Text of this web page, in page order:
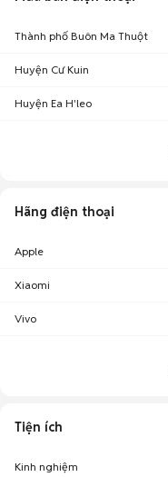
Thành phố Buôn Ma Thuột
Huyện Cư Kuin
Huyện Ea H'leo
Hãng điện thoại
Apple
Xiaomi
Vivo
Tiện ích
Kinh nghiệm